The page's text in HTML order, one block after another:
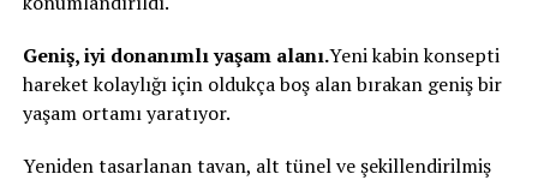
Geniş, iyi donanımlı yaşam alanı.Yeni kabin konsepti
hareket kolaylığı için oldukça boş alan bırakan geniş bir
yaşam ortamı yaratıyor.
Yeniden tasarlanan tavan, alt tünel ve şekillendirilmiş